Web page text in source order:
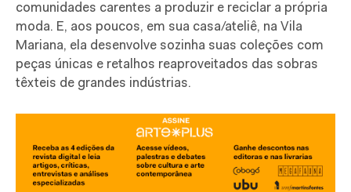
comunidades carentes a produzir e reciclar a própria
moda. E, aos poucos, em sua casa/ateliê, na Vila
Mariana, ela desenvolve sozinha suas coleções com
peças únicas e retalhos reaproveitados das sobras
têxteis de grandes indústrias.